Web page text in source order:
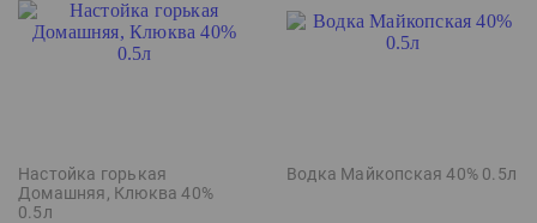
Настойка горькая
Домашняя, Клюква 40%
0.5л
Водка Майкопская 40% 0.5л